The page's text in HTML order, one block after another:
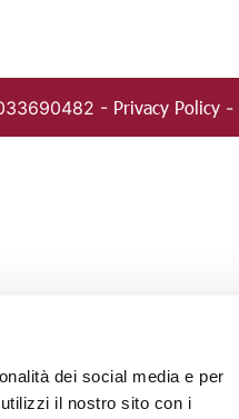
dei social media e per
il nostro sito con i
- Privacy Policy-